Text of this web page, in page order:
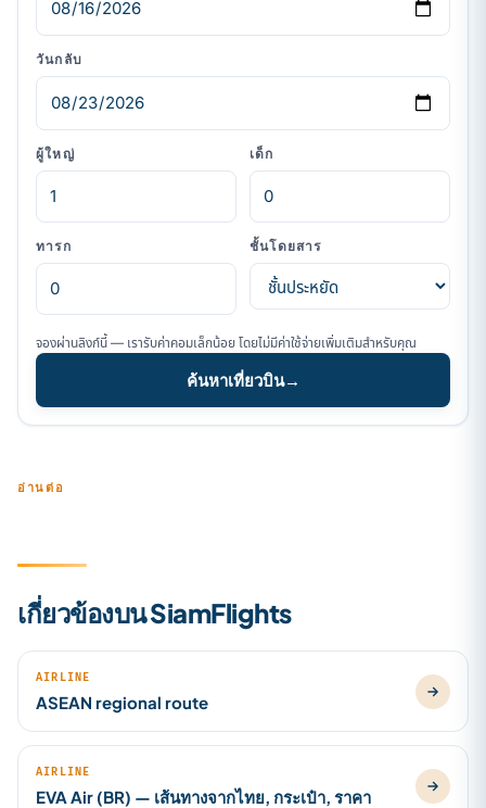
วันกลับ
ผู้ใหญ่ เด็ก
ทารก ชั้นโดยสาร
จองผ่านลิงก์นี้ — เรารับค่าคอมเล็กน้อย โดยไม่มีค่าใช้จ่ายเพิ่มเติมสำหรับคุณ
ค้นหาเที่ยวบิน→
อ่านต่อ
เกี่ยวข้องบน SiamFlights
AIRLINE
ASEAN regional route
AIRLINE
EVA Air (BR) — เส้นทางจากไทย, กระเป๋า, ราคา